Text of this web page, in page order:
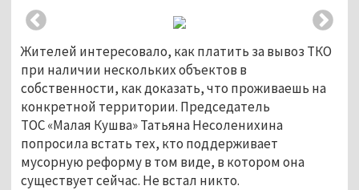
Жителей интересовало, как платить за вывоз ТКО
при наличии нескольких объектов в
собственности, как доказать, что проживаешь на
конкретной территории. Председатель
ТОС «Малая Кушва» Татьяна Несоленихина
попросила встать тех, кто поддерживает
мусорную реформу в том виде, в котором она
существует сейчас. Не встал никто.